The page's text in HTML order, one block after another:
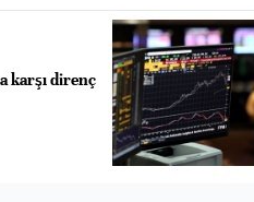
karşı direnç